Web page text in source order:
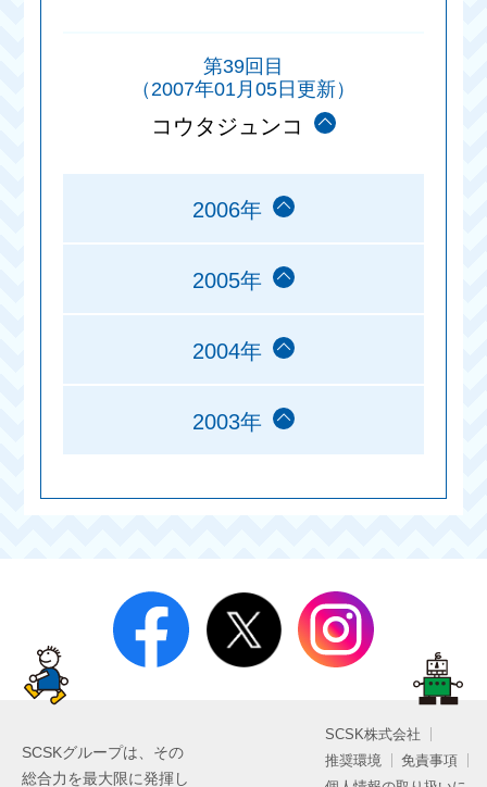
第39回目
（2007年01月05日更新）
コウタジュンコ
2006年
2005年
2004年
2003年
SCSKグループは、その
総合力を最大限に発揮し
SCSK株式会社
推奨環境
免責事項